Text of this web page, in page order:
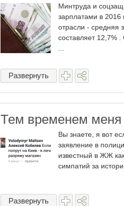
Минтруда и
зарплатами в 2016
отрасли - средняя
составляет 12,7%
Развернуть
Тем временем
Вы знаете, я вот
заявление в
известный в ЖЖ
симпатий за
Развернуть